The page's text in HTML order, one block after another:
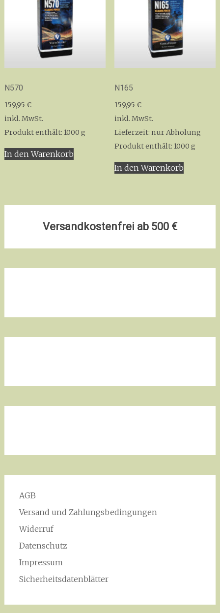
N570
159,95 €
inkl. MwSt.
Produkt enthält: 1000 g
In den Warenkorb
N165
159,95 €
inkl. MwSt.
Lieferzeit: nur Abholung
Produkt enthält: 1000 g
In den Warenkorb
Versandkostenfrei ab 500 €
AGB
Versand und Zahlungsbedingungen
Widerruf
Datenschutz
Impressum
Sicherheitsdatenblätter